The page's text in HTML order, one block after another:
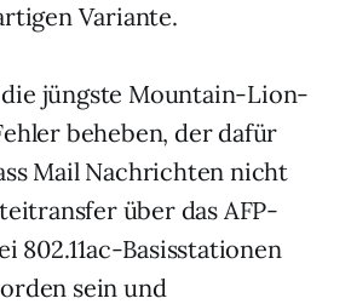
Variante.
jüngste Mountain-Lion-
beheben, der dafür
Mail Nachrichten nicht
über das AFP-
802.11ac-Basisstationen
sein und